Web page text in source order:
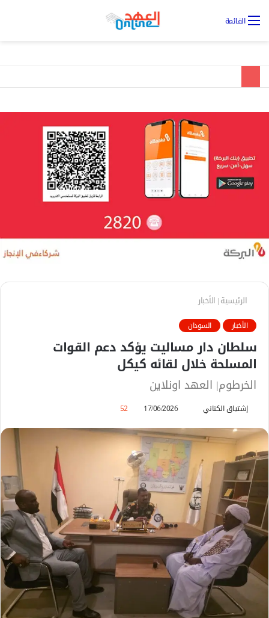
القائمة
الرئيسية| الأخبار
الأخبار السودان
سلطان دار مساليت يؤكد دعم القوات
المسلحة خلال لقائه كيكل
الخرطوم| العهد اونلاين
إشتياق الكناني
س
ل
ي
د
ا
إ
ل
ك
ت
ر
و
17/06/2026
52